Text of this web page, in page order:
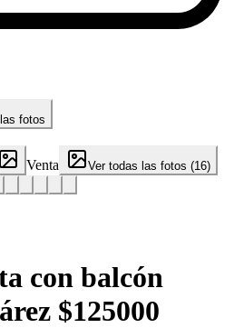
fotos
Venta
Ver todas las fotos (16)
con balcón
$125000